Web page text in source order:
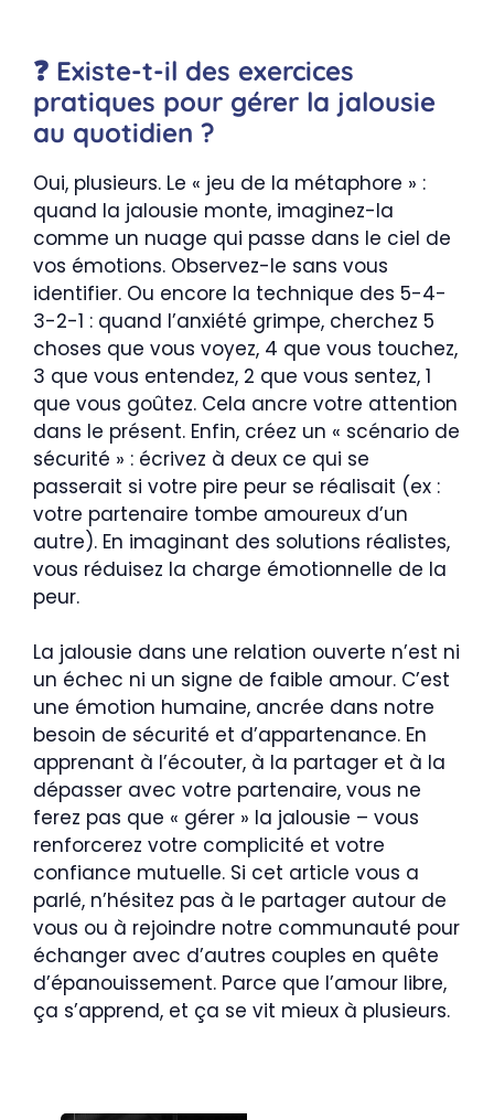
❓ Existe-t-il des exercices
pratiques pour gérer la jalousie
au quotidien ?
Oui, plusieurs. Le « jeu de la métaphore » :
quand la jalousie monte, imaginez-la
comme un nuage qui passe dans le ciel de
vos émotions. Observez-le sans vous
identifier. Ou encore la technique des 5-4-
3-2-1 : quand l’anxiété grimpe, cherchez 5
choses que vous voyez, 4 que vous touchez,
3 que vous entendez, 2 que vous sentez, 1
que vous goûtez. Cela ancre votre attention
dans le présent. Enfin, créez un « scénario de
sécurité » : écrivez à deux ce qui se
passerait si votre pire peur se réalisait (ex :
votre partenaire tombe amoureux d’un
autre). En imaginant des solutions réalistes,
vous réduisez la charge émotionnelle de la
peur.
La jalousie dans une relation ouverte n’est ni
un échec ni un signe de faible amour. C’est
une émotion humaine, ancrée dans notre
besoin de sécurité et d’appartenance. En
apprenant à l’écouter, à la partager et à la
dépasser avec votre partenaire, vous ne
ferez pas que « gérer » la jalousie – vous
renforcerez votre complicité et votre
confiance mutuelle. Si cet article vous a
parlé, n’hésitez pas à le partager autour de
vous ou à rejoindre notre communauté pour
échanger avec d’autres couples en quête
d’épanouissement. Parce que l’amour libre,
ça s’apprend, et ça se vit mieux à plusieurs.